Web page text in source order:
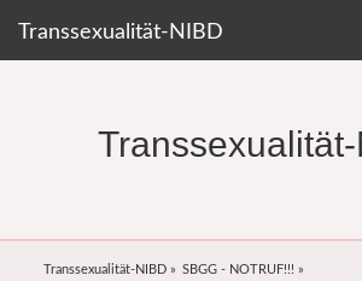
Transsexualität-NIBD
Transsexualität-NIBD» SBGG - NOTRUF!!! »